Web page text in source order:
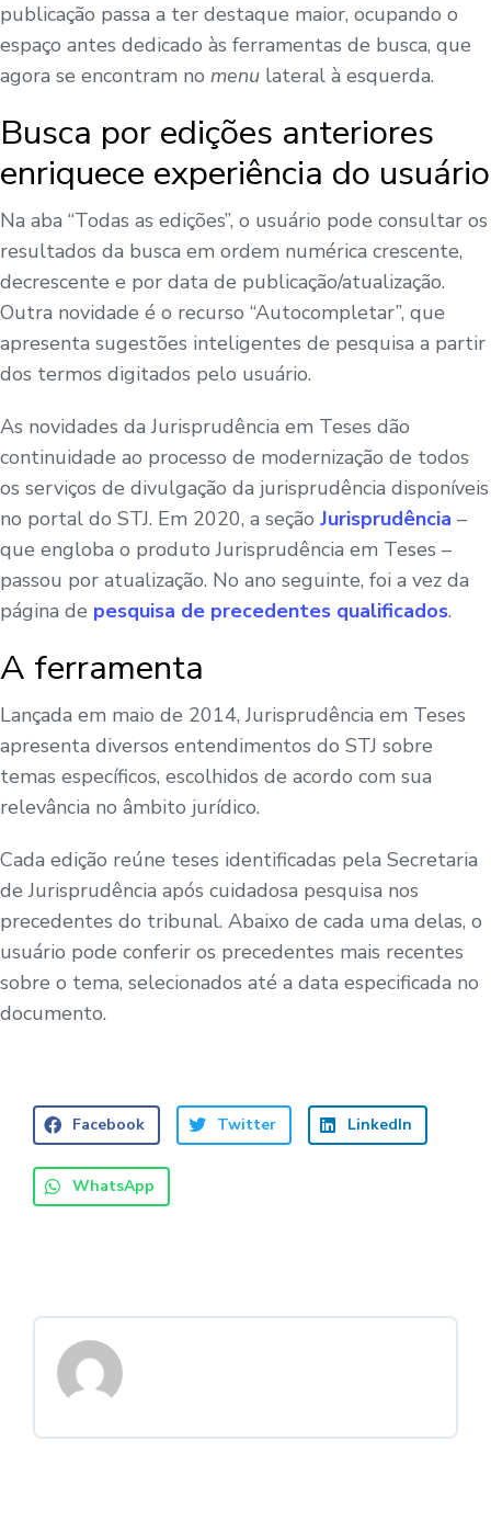
publicação passa a ter destaque maior, ocupando o
espaço antes dedicado às ferramentas de busca, que
agora se encontram no menu lateral à esquerda.
Busca por edições anteriores
enriquece experiência do usuário
Na aba “Todas as edições”, o usuário pode consultar os
resultados da busca em ordem numérica crescente,
decrescente e por data de publicação/atualização.
Outra novidade é o recurso “Autocompletar”, que
apresenta sugestões inteligentes de pesquisa a partir
dos termos digitados pelo usuário.
As novidades da Jurisprudência em Teses dão
continuidade ao processo de modernização de todos
os serviços de divulgação da jurisprudência disponíveis
no portal do STJ. Em 2020, a seção Jurisprudência –
que engloba o produto Jurisprudência em Teses –
passou por atualização. No ano seguinte, foi a vez da
página de pesquisa de precedentes qualificados.
A ferramenta
Lançada em maio de 2014, Jurisprudência em Teses
apresenta diversos entendimentos do STJ sobre
temas específicos, escolhidos de acordo com sua
relevância no âmbito jurídico.
Cada edição reúne teses identificadas pela Secretaria
de Jurisprudência após cuidadosa pesquisa nos
precedentes do tribunal. Abaixo de cada uma delas, o
usuário pode conferir os precedentes mais recentes
sobre o tema, selecionados até a data especificada no
documento.
Facebook Twitter LinkedIn
WhatsApp